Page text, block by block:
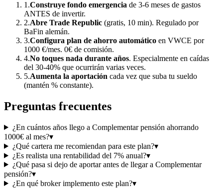
1.Construye fondo emergencia de 3-6 meses de gastos
ANTES de invertir.
2.Abre Trade Republic (gratis, 10 min). Regulado por
BaFin alemán.
3.Configura plan de ahorro automático en VWCE por
1000 €/mes. 0€ de comisión.
4.No toques nada durante años. Especialmente en caídas
del 30-40% que ocurrirán varias veces.
5.Aumenta la aportación cada vez que suba tu sueldo
(mantén % constante).
Preguntas frecuentes
¿En cuántos años llego a Complementar pensión ahorrando
1000€ al mes?▾
¿Qué cartera me recomiendan para este plan?▾
¿Es realista una rentabilidad del 7% anual?▾
¿Qué pasa si dejo de aportar antes de llegar a Complementar
pensión?▾
¿En qué broker implemento este plan?▾